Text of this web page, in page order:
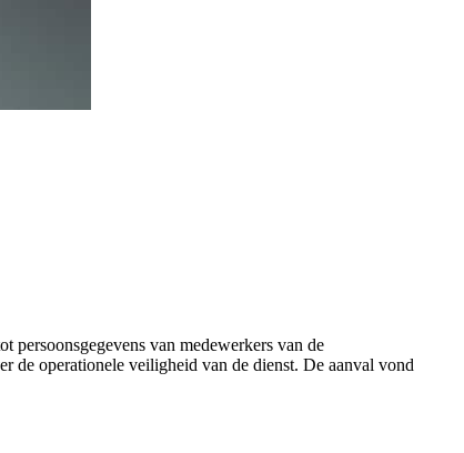
persoonsgegevens van medewerkers van de
de operationele veiligheid van de dienst. De aanval vond